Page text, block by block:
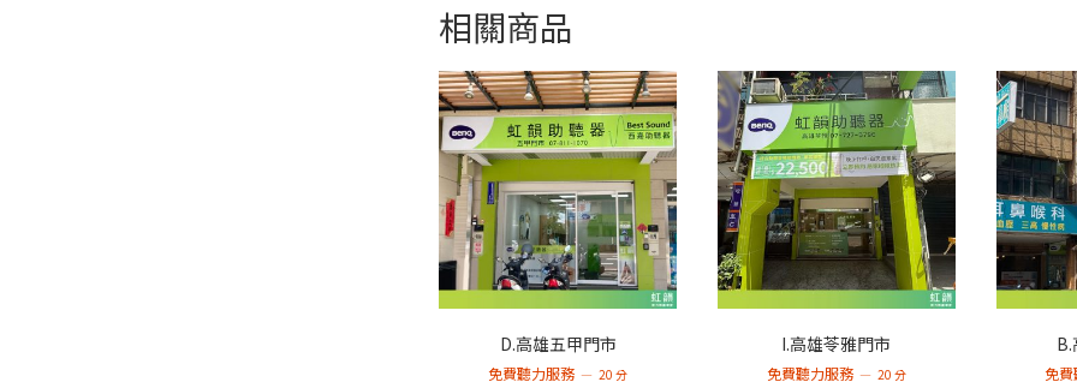
相關商品
D.高雄五甲門市
免費聽力服務 20 分
I.高雄苓雅門市
免費聽力服務 20 分 免